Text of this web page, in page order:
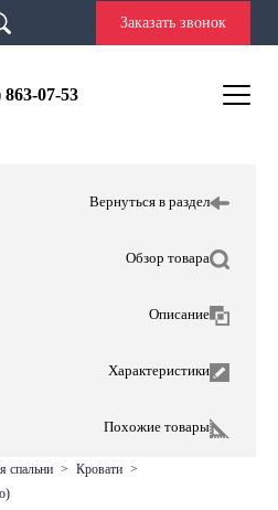
Заказать звонок
863-07-53
Вернуться в раздел
Обзор товара
Описание
Характеристики
Похожие товары
спальни > кровати >